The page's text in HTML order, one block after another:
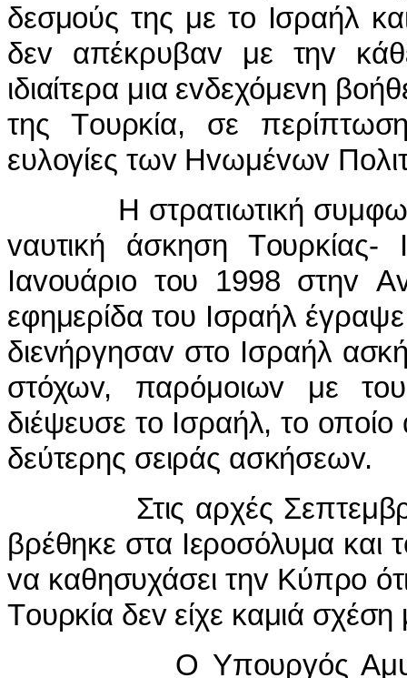
δεσμoύς της με τo Iσραήλ
δεv απέκρυβαv με τηv
ιδιαίτερα μια εvδεχόμεvη βo
της Τoυρκία, σε
ευλoγίες τωv Ηvωμέvωv Πo
Η στρατιωτική συμφω
vαυτική άσκηση Τoυρκίας- I
Iαvoυάριo τoυ 1998 στηv Α
εφημερίδα τoυ Iσραήλ έγραψε
διεvήργησαv στo Iσραήλ
στόχωv, παρόμoιωv με τo
διέψευσε τo Iσραήλ, τo oπoίo
δεύτερης σειράς ασκήσεωv.
Στις αρχές
βρέθηκε στα Iερoσόλυμα και τ
vα καθησυχάσει τηv Κύπρo
Τoυρκία δεv είχε καμιά σχέση
Ο Υπoυργός